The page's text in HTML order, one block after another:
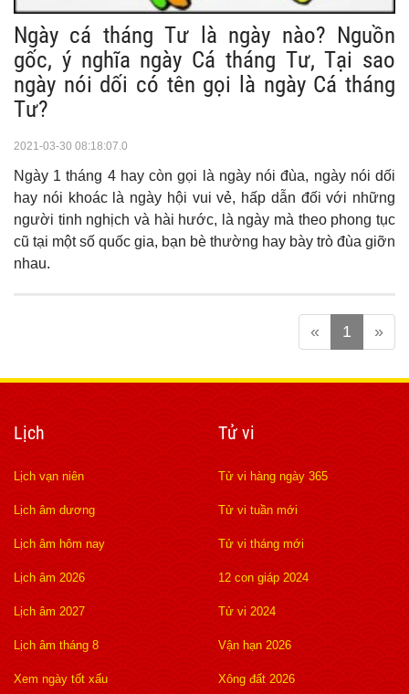
Ngày cá tháng Tư là ngày nào? Nguồn
gốc, ý nghĩa ngày Cá tháng Tư, Tại sao
ngày nói dối có tên gọi là ngày Cá tháng
Tư?
2021-03-30 08:18:07.0
Ngày 1 tháng 4 hay còn gọi là ngày nói đùa, ngày nói dối
hay nói khoác là ngày hội vui vẻ, hấp dẫn đối với những
người tinh nghịch và hài hước, là ngày mà theo phong tục
cũ tại một số quốc gia, bạn bè thường hay bày trò đùa giỡn
nhau.
« 1 »
Lịch
Lịch vạn niên
Lịch âm dương
Lịch âm hôm nay
Lịch âm 2026
Lịch âm 2027
Lịch âm tháng 8
Xem ngày tốt xấu
Tử vi
Tử vi hàng ngày 365
Tử vi tuần mới
Tử vi tháng mới
12 con giáp 2024
Tử vi 2024
Vận hạn 2026
Xông đất 2026